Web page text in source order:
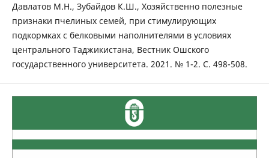
Давлатов М.Н., Зубайдов К.Ш., Хозяйственно полезные
признаки пчелиных семей, при стимулирующих
подкормках с белковыми наполнителями в условиях
центрального Таджикистана, Вестник Ошского
государственного университета. 2021. № 1-2. С. 498-508.